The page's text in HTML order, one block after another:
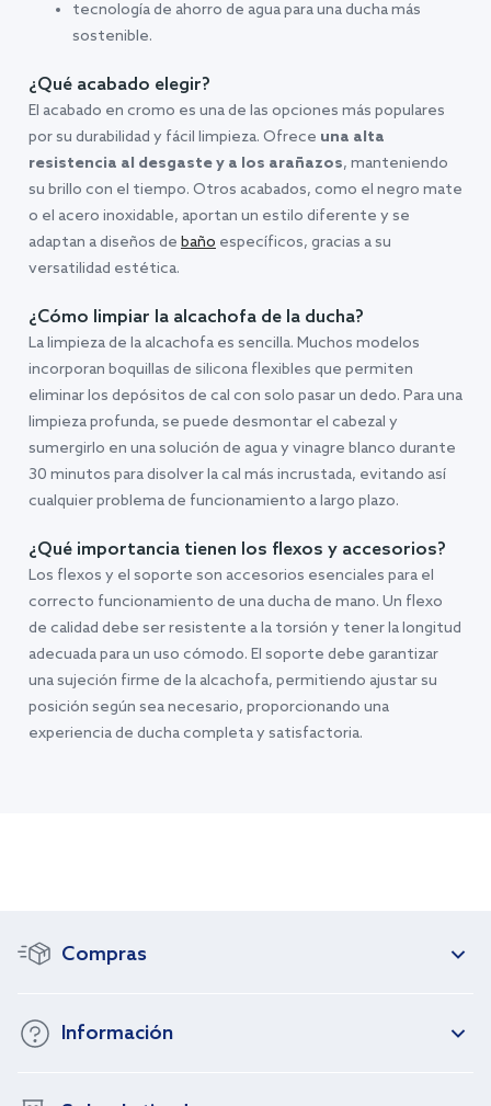
tecnología de ahorro de agua para una ducha más
sostenible.
¿Qué acabado elegir?
El acabado en cromo es una de las opciones más populares
por su durabilidad y fácil limpieza. Ofrece una alta
resistencia al desgaste y a los arañazos, manteniendo
su brillo con el tiempo. Otros acabados, como el negro mate
o el acero inoxidable, aportan un estilo diferente y se
adaptan a diseños de baño específicos, gracias a su
versatilidad estética.
¿Cómo limpiar la alcachofa de la ducha?
La limpieza de la alcachofa es sencilla. Muchos modelos
incorporan boquillas de silicona flexibles que permiten
eliminar los depósitos de cal con solo pasar un dedo. Para una
limpieza profunda, se puede desmontar el cabezal y
sumergirlo en una solución de agua y vinagre blanco durante
30 minutos para disolver la cal más incrustada, evitando así
cualquier problema de funcionamiento a largo plazo.
¿Qué importancia tienen los flexos y accesorios?
Los flexos y el soporte son accesorios esenciales para el
correcto funcionamiento de una ducha de mano. Un flexo
de calidad debe ser resistente a la torsión y tener la longitud
adecuada para un uso cómodo. El soporte debe garantizar
una sujeción firme de la alcachofa, permitiendo ajustar su
posición según sea necesario, proporcionando una
experiencia de ducha completa y satisfactoria.
Compras
Información